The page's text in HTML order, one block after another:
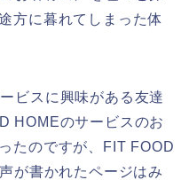
方に暮れてしまった体
ビスに興味がある友達
HOMEのサービスのお
たのですが、FIT FOOD
が書かれたページはみ